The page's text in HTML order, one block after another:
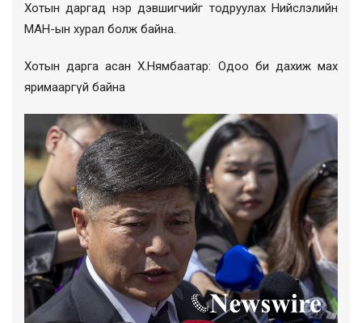
Хотын даргад нэр дэвшигчийг тодруулах Нийслэлийн
МАН-ын хурал болж байна.
Хотын дарга асан Х.Нямбаатар: Одоо би дахиж мах
яримааргүй байна